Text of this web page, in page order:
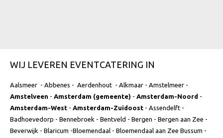
WIJ LEVEREN EVENTCATERING IN
Aalsmeer - Abbenes - Aerdenhout - Alkmaar - Amstelmeer -
Amstelveen - Amsterdam (gemeente) - Amsterdam-Noord -
Amsterdam-West - Amsterdam-Zuidoost - Assendelft -
Badhoevedorp - Bennebroek - Bentveld - Bergen - Bergen aan Zee -
Beverwijk - Blaricum -Bloemendaal - Bloemendaal aan Zee Bussum -